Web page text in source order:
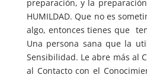
preparación, y la
HUMILDAD. Que no es
algo, entonces tienes que
Una persona sana que la
Sensibilidad. Le abre más al
al Contacto con el